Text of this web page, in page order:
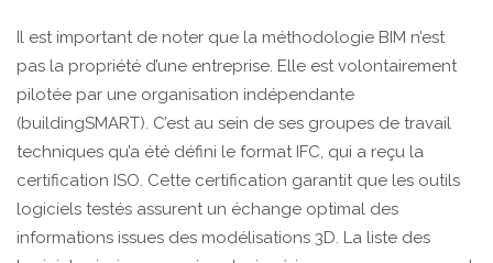
Il est important de noter que la méthodologie BIM n’est
pas la propriété d’une entreprise. Elle est volontairement
pilotée par une organisation indépendante
(buildingSMART). C’est au sein de ses groupes de travail
techniques qu’a été défini le format IFC, qui a reçu la
certification ISO. Cette certification garantit que les outils
logiciels testés assurent un échange optimal des
informations issues des modélisations 3D. La liste des